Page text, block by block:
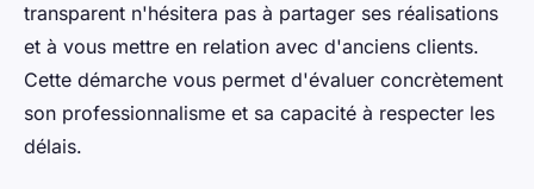
transparent n'hésitera pas à partager ses réalisations
et à vous mettre en relation avec d'anciens clients.
Cette démarche vous permet d'évaluer concrètement
son professionnalisme et sa capacité à respecter les
délais.